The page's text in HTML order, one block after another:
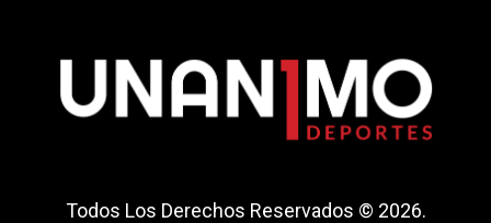
Todos Los Derechos Reservados © 2026.